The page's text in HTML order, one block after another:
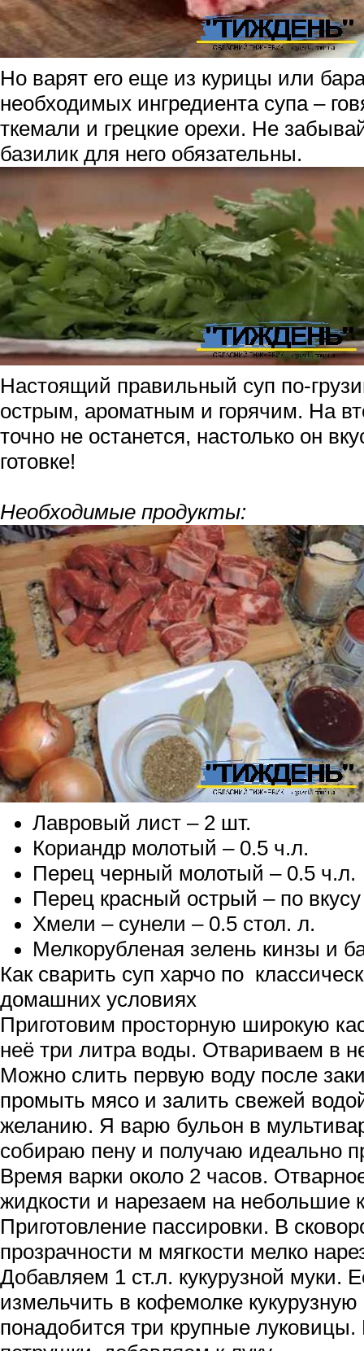
Но варят его еще из курицы или
необходимых ингредиента супа –
ткемали и грецкие орехи. Не
базилик для него обязательны.
Настоящий правильный суп по-
острым, ароматным и горячим. На
точно не останется, настолько он
готовке!
Необходимые продукты:
Лавровый лист – 2 шт.
Кориандр молотый – 0.5 ч.л.
Перец черный молотый – 0.5 ч.л.
Перец красный острый – по вкусу
Хмели – сунели – 0.5 стол. л.
Мелкорубленая зелень кинзы и
Как сварить суп харчо по
домашних условиях
Приготовим просторную широкую
неё три литра воды. Отвариваем в
Можно слить первую воду после
промыть мясо и залить свежей
желанию. Я варю бульон в
собираю пену и получаю идеально
Время варки около 2 часов.
жидкости и нарезаем на небольшие
Приготовление пассировки. В
прозрачности м мягкости мелко
Добавляем 1 ст.л. кукурузной муки.
измельчить в кофемолке
понадобится три крупные